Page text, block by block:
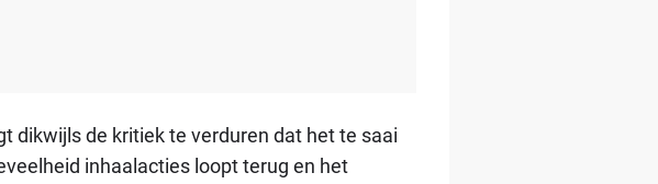
dikwijls de kritiek te verduren dat het te saai
inhaalacties loopt terug en het